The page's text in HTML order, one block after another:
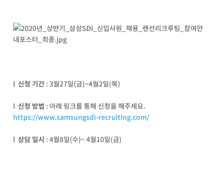
l신청 기간 : 3월27일(금)~4월2일(목)
l신청 방법 :아래 링크를 통해 신청을 해주세요.
https://www.samsungsdi-recruiting.com/
l상담 일시 : 4월8일(수)~ 4월10일(금)